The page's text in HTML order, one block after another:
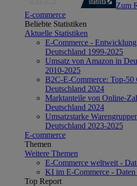
Zum
E-commerce
Beliebte Statistiken
Aktuelle Statistiken
E-Commerce - Entwicklung
Deutschland 1999-2025
Umsatz von Amazon in
2010-2025
B2C-E-Commerce: Top-50
Deutschland 2024
Marktanteile von Online-
Deutschland 2024
Umsatzstarke
Deutschland 2023-2025
E-commerce
Themen
Weitere Themen
E-Commerce weltweit -
KI im E-Commerce -
Top Report